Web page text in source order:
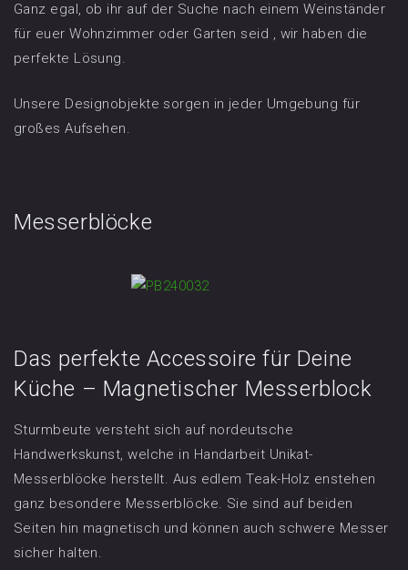
Ganz egal, ob ihr auf der Suche nach einem Weinständer
für euer Wohnzimmer oder Garten seid , wir haben die
perfekte Lösung.
Unsere Designobjekte sorgen in jeder Umgebung für
großes Aufsehen.
Messerblöcke
Das perfekte Accessoire für Deine
Küche – Magnetischer Messerblock
Sturmbeute versteht sich auf nordeutsche
Handwerkskunst, welche in Handarbeit Unikat-
Messerblöcke herstellt. Aus edlem Teak-Holz enstehen
ganz besondere Messerblöcke. Sie sind auf beiden
Seiten hin magnetisch und können auch schwere Messer
sicher halten.